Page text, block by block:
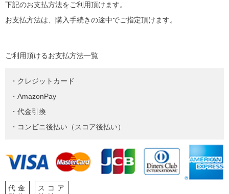
下記のお支払方法をご利用頂けます。
お支払方法は、購入手続きの途中でご指定頂けます。
ご利用頂けるお支払方法一覧
・クレジットカード
・AmazonPay
・代金引換
・コンビニ後払い（スコア後払い）
代金
スコア